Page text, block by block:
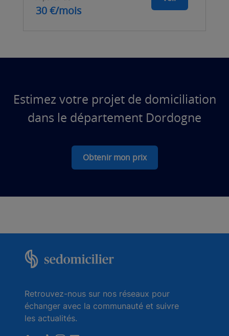
30 €/mois
Estimez votre projet de domiciliation
dans le département Dordogne
Obtenir mon prix
Retrouvez-nous sur nos réseaux pour
échanger avec la communauté et suivre
les actualités.